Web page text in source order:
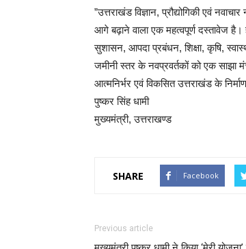
”उत्तराखंड विज्ञान, प्रौद्योगिकी एवं
आगे बढ़ाने वाला एक महत्वपूर्ण दस्तावेज
सुशासन, आपदा प्रबंधन, शिक्षा, कृषि,
जमीनी स्तर के नवप्रवर्तकों को एक
आत्मनिर्भर एवं विकसित उत्तराखंड के
पुष्कर सिंह धामी
मुख्यमंत्री, उत्तराखण्ड
SHARE Facebook
Previous article